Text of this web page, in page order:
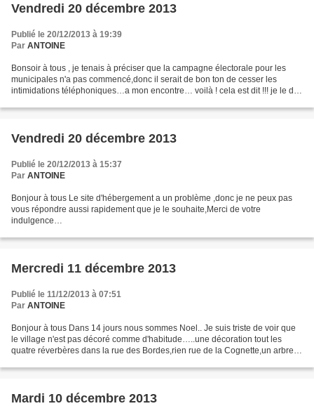
Vendredi 20 décembre 2013
Publié le 20/12/2013 à 19:39
Par ANTOINE
Bonsoir à tous , je tenais à préciser que la campagne électorale pour les
municipales n'a pas commencé,donc il serait de bon ton de cesser les
intimidations téléphoniques…a mon encontre… voilà ! cela est dit !!! je le dit
Vendredi 20 décembre 2013
Publié le 20/12/2013 à 15:37
Par ANTOINE
Bonjour à tous Le site d'hébergement a un problème ,donc je ne peux pas
vous répondre aussi rapidement que je le souhaite,Merci de votre
indulgence…
Mercredi 11 décembre 2013
Publié le 11/12/2013 à 07:51
Par ANTOINE
Bonjour à tous Dans 14 jours nous sommes Noel.. Je suis triste de voir que
le village n'est pas décoré comme d'habitude…..une décoration tout les
quatre réverbères dans la rue des Bordes,rien rue de la Cognette,un arbre
Mardi 10 décembre 2013